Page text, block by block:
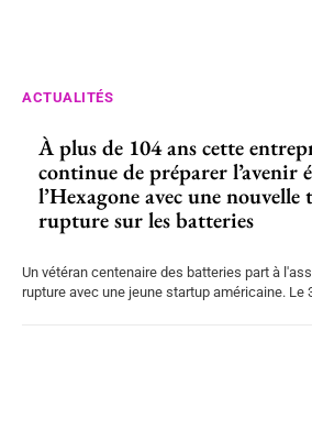
ACTUALITÉS
À plus de 104 ans cette
continue de préparer l’avenir
l’Hexagone avec une nouvelle
rupture sur les batteries
Un vétéran centenaire des batteries part à
rupture avec une jeune